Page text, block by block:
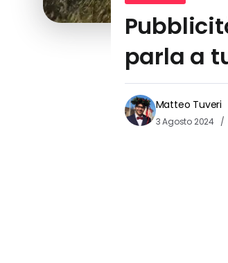
parla a
Matteo Tuveri
3 Agosto 2024